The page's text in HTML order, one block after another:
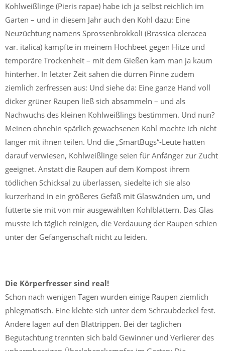
Kohlweißlinge (Pieris rapae) habe ich ja selbst reichlich im
Garten – und in diesem Jahr auch den Kohl dazu: Eine
Neuzüchtung namens Sprossenbrokkoli (Brassica oleracea
var. italica) kämpfte in meinem Hochbeet gegen Hitze und
temporäre Trockenheit – mit dem Gießen kam man ja kaum
hinterher. In letzter Zeit sahen die dürren Pinne zudem
ziemlich zerfressen aus: Und siehe da: Eine ganze Hand voll
dicker grüner Raupen ließ sich absammeln – und als
Nachwuchs des kleinen Kohlweißlings bestimmen. Und nun?
Meinen ohnehin spärlich gewachsenen Kohl mochte ich nicht
länger mit ihnen teilen. Und die „SmartBugs“-Leute hatten
darauf verwiesen, Kohlweißlinge seien für Anfänger zur Zucht
geeignet. Anstatt die Raupen auf dem Kompost ihrem
tödlichen Schicksal zu überlassen, siedelte ich sie also
kurzerhand in ein größeres Gefäß mit Glaswänden um, und
fütterte sie mit von mir ausgewählten Kohlblättern. Das Glas
musste ich täglich reinigen, die Verdauung der Raupen schien
unter der Gefangenschaft nicht zu leiden.
Die Körperfresser sind real!
Schon nach wenigen Tagen wurden einige Raupen ziemlich
phlegmatisch. Eine klebte sich unter dem Schraubdeckel fest.
Andere lagen auf den Blattrippen. Bei der täglichen
Begutachtung trennten sich bald Gewinner und Verlierer des